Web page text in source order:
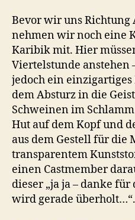
Bevor wir uns Richtung
nehmen wir noch eine
Karibik mit. Hier
Viertelstunde anstehen
jedoch ein
dem Absturz in die
Schweinen im
Hut auf dem Kopf und
aus dem Gestell für die
transparentem
einen Castmember
dieser „ja ja – danke
wird gerade überholt…“.